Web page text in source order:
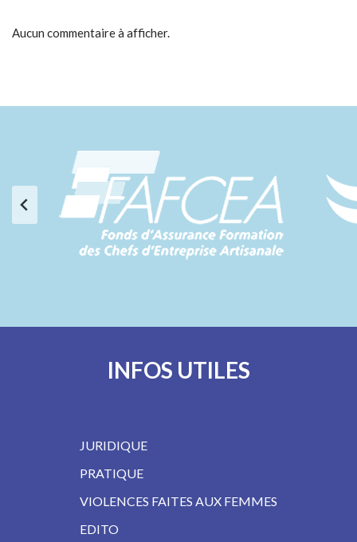
Aucun commentaire à afficher.
INFOS UTILES
JURIDIQUE
PRATIQUE
VIOLENCES FAITES AUX FEMMES
EDITO